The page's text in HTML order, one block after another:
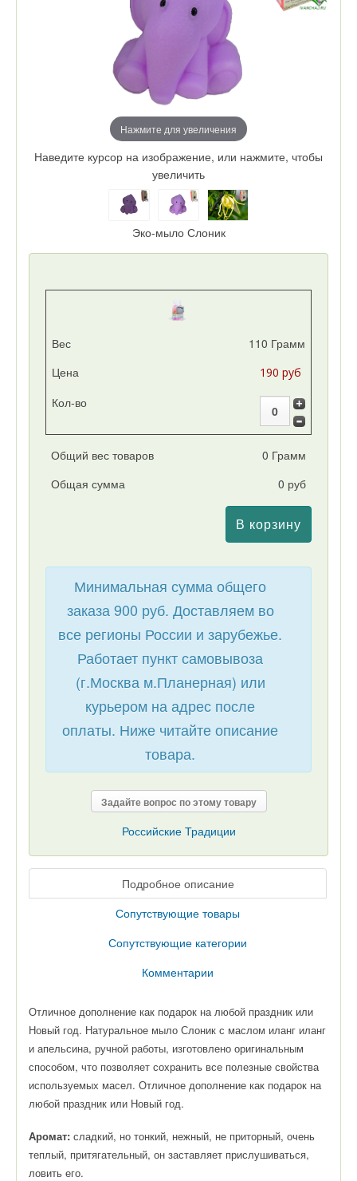
Нажмите для увеличения
Наведите курсор на изображение, или нажмите, чтобы
увеличить
Эко-мыло Слоник
Вес
Цена
Кол-во
110 Грамм
190 руб
0 Грамм
0 руб
Минимальная сумма общего
заказа 900 руб. Доставляем во
все регионы России и зарубежье.
Работает пункт самовывоза
(г.Москва м.Планерная) или
курьером на адрес после
оплаты. Ниже читайте описание
товара.
Задайте вопрос по этому товару
Российские Традиции
Подробное описание
Сопутствующие товары
Сопутствующие категории
Комментарии
Отличное дополнение как подарок на любой праздник или
Новый год. Натуральное мыло Слоник с маслом иланг иланг
и апельсина, ручной работы, изготовлено оригинальным
способом, что позволяет сохранить все полезные свойства
используемых масел. Отличное дополнение как подарок на
любой праздник или Новый год.
Аромат: сладкий, но тонкий, нежный, не приторный, очень
теплый, притягательный, он заставляет прислушиваться,
ловить его.